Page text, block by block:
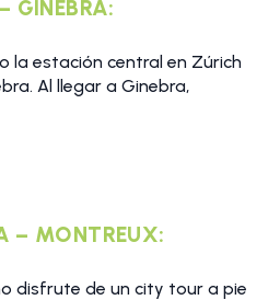
GINEBRA:
la estación central en Zúrich
Al llegar a Ginebra,
– MONTREUX:
disfrute de un city tour a pie